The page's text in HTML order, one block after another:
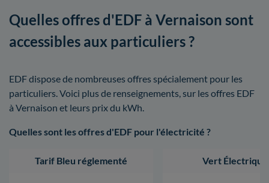
Quelles offres d'EDF à Vernaison sont
accessibles aux particuliers ?
EDF dispose de nombreuses offres spécialement pour les
particuliers. Voici plus de renseignements, sur les offres EDF
à Vernaison et leurs prix du kWh.
Quelles sont les offres d'EDF pour l'électricité ?
Tarif Bleu réglementé Vert Électrique